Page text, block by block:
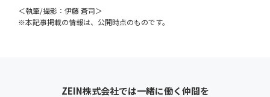
＜執筆/撮影：伊藤 蒼司＞
※本記事掲載の情報は、公開時点のものです。
ZEIN株式会社では一緒に働く仲間を